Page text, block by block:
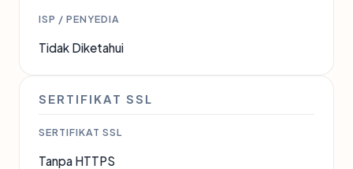
ISP / PENYEDIA
Tidak Diketahui
SERTIFIKAT SSL
SERTIFIKAT SSL
Tanpa HTTPS